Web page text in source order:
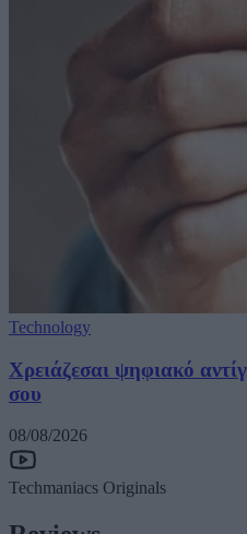
Technology
Χρειάζεσαι ψηφιακό
σου
08/08/2026
Techmaniacs Originals